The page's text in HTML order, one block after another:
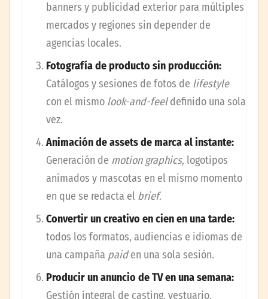
banners y publicidad exterior para múltiples
mercados y regiones sin depender de
agencias locales.
Fotografía de producto sin producción:
Catálogos y sesiones de fotos de lifestyle
con el mismo look-and-feeldefinido una sola
vez.
Animación de assets de marca al instante:
Generación de motion graphics, logotipos
animados y mascotas en el mismo momento
en que se redacta el brief.
Convertir un creativo en cien en una tarde:
todos los formatos, audiencias e idiomas de
una campaña paiden una sola sesión.
Producir un anuncio de TV en una semana:
Gestión integral de casting, vestuario,